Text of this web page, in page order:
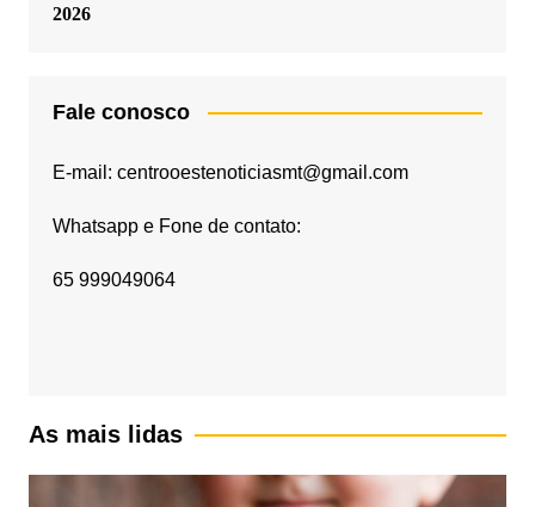
2026
Fale conosco
E-mail: centrooestenoticiasmt@gmail.com
Whatsapp e Fone de contato:
65 999049064
As mais lidas